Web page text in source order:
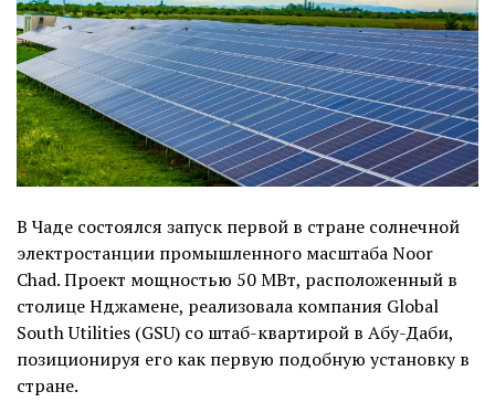
В Чаде состоялся запуск первой в стране солнечной
электростанции промышленного масштаба Noor
Chad. Проект мощностью 50 МВт, расположенный в
столице Нджамене, реализовала компания Global
South Utilities (GSU) со штаб-квартирой в Абу-Даби,
позиционируя его как первую подобную установку в
стране.